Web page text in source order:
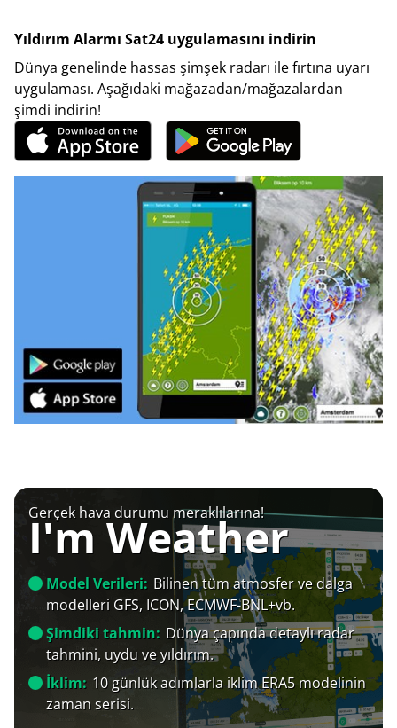
Yıldırım Alarmı Sat24 uygulamasını indirin
Dünya genelinde hassas şimşek radarı ile fırtına uyarı
uygulaması. Aşağıdaki mağazadan/mağazalardan
şimdi indirin!
Gerçek hava durumu meraklılarına!
I'm Weather
Model Verileri: Bilinen tüm atmosfer ve dalga
modelleri GFS, ICON, ECMWF-BNL+vb.
Şimdiki tahmin: Dünya çapında detaylı radar
tahmini, uydu ve yıldırım.
İklim: 10 günlük adımlarla iklim ERA5 modelinin
zaman serisi.